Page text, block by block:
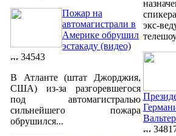
Пожар на
автомагистрали в
Америке обрушил
эстакаду (видео)
34543
В Атланте (штат Джорджия,
США) из-за разгоревшегося
под автомагистралью
сильнейшего пожара
обрушился...
экс-